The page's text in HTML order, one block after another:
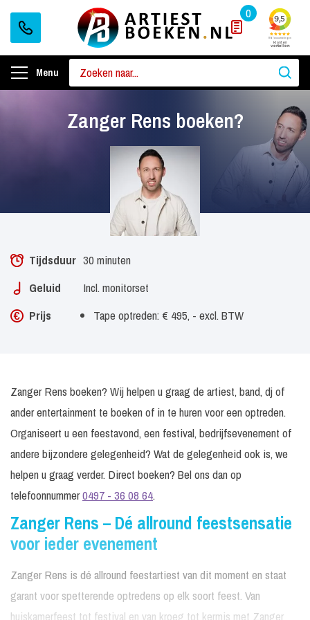
0
Menu
Zanger Rens boeken?
Tijdsduur 30 minuten
Geluid
Incl. monitorset
Prijs
Tape optreden: € 495, - excl. BTW
Zanger Rens boeken? Wij helpen u graag de artiest, band, dj of
ander entertainment te boeken of in te huren voor een optreden.
Organiseert u een feestavond, een festival, bedrijfsevenement of
andere bijzondere gelegenheid? Wat de gelegenheid ook is, we
helpen u graag verder. Direct boeken? Bel ons dan op
telefoonnummer0497 - 36 08 64.
Zanger Rens – Dé allround feestsensatie
voor ieder evenement
Zanger Rens is dé allround feestartiest van dit moment en staat
garant voor spetterende optredens op elk soort feest. Van
huiskamerfeest tot festival en van kroeg tot kermis met Zanger